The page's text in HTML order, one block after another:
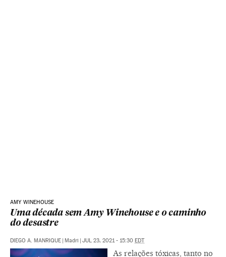
AMY WINEHOUSE
Uma década sem Amy Winehouse e o caminho
do desastre
DIEGO A. MANRIQUE | Madri | JUL 23, 2021 - 15:30 EDT
As relações tóxicas, tanto no